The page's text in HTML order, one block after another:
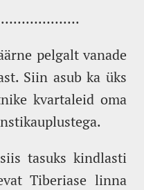
pelgalt vanade
Siin asub ka üks
kvartaleid oma
tasuks kindlasti
Tiberiase linna